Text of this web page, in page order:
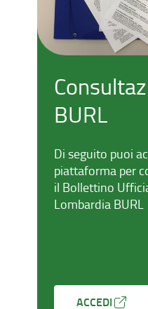
BURL
Di seguito puoi
piattaforma per
il Bollettino
Lombardia BURL
ACCEDI